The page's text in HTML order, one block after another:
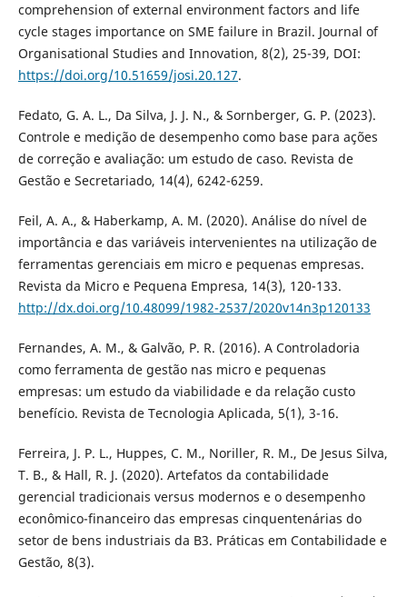
comprehension of external environment factors and life
cycle stages importance on SME failure in Brazil. Journal of
Organisational Studies and Innovation, 8(2), 25-39, DOI:
https://doi.org/10.51659/josi.20.127.
Fedato, G. A. L., Da Silva, J. J. N., & Sornberger, G. P. (2023).
Controle e medição de desempenho como base para ações
de correção e avaliação: um estudo de caso. Revista de
Gestão e Secretariado, 14(4), 6242-6259.
Feil, A. A., & Haberkamp, A. M. (2020). Análise do nível de
importância e das variáveis intervenientes na utilização de
ferramentas gerenciais em micro e pequenas empresas.
Revista da Micro e Pequena Empresa, 14(3), 120-133.
http://dx.doi.org/10.48099/1982-2537/2020v14n3p120133
Fernandes, A. M., & Galvão, P. R. (2016). A Controladoria
como ferramenta de gestão nas micro e pequenas
empresas: um estudo da viabilidade e da relação custo
benefício. Revista de Tecnologia Aplicada, 5(1), 3-16.
Ferreira, J. P. L., Huppes, C. M., Noriller, R. M., De Jesus Silva,
T. B., & Hall, R. J. (2020). Artefatos da contabilidade
gerencial tradicionais versus modernos e o desempenho
econômico-financeiro das empresas cinquentenárias do
setor de bens industriais da B3. Práticas em Contabilidade e
Gestão, 8(3).